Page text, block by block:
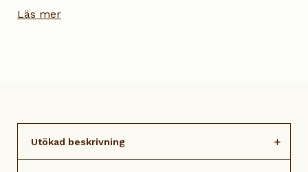
Läs mer
Utökad beskrivning